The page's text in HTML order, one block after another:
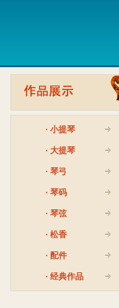
· 小提琴
· 大提琴
· 琴弓
· 琴码
· 琴弦
· 松香
· 配件
· 经典作品